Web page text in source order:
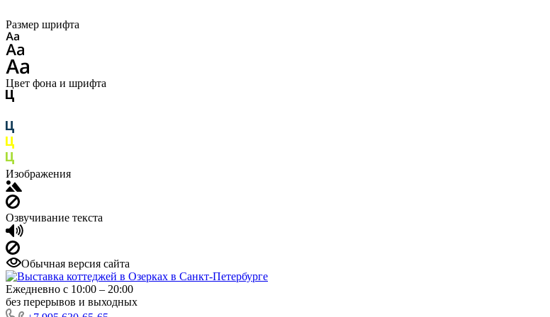
Размер шрифта
Цвет фона и шрифта
Изображения
Озвучивание текста
Обычная версия сайта
Ежедневно с 10:00 – 20:00
без перерывов и выходных